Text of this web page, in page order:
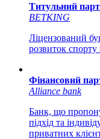
Титульний
BETKING
Ліцензований
розвиток спорту
Фінансовий
Alliance bank
Банк, що
підхід та
приватних